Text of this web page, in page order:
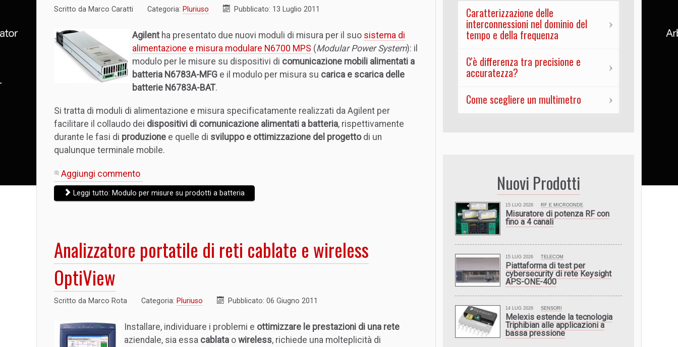
Scritto da Marco Caratti Categoria: Pluriuso Pubblicato: 13 Luglio 2011
Agilent ha presentato due nuovi moduli di misura per il suo sistema di
alimentazione e misura modulare N6700 MPS (Modular Power System): il
modulo per le misure su dispositivi di comunicazione mobili alimentati a
batteria N6783A-MFG e il modulo per misura su carica e scarica delle
batterie N6783A-BAT.
Si tratta di moduli di alimentazione e misura specificatamente realizzati da Agilent per
facilitare il collaudo dei dispositivi di comunicazione alimentati a batteria, rispettivamente
durante le fasi di produzione e quelle di sviluppo e ottimizzazione del progettodi un
qualunque terminale mobile.
Aggiungi commento
Leggi tutto: Modulo per misure su prodotti a batteria
Analizzatore portatile di reti cablate e wireless
OptiView
Scritto da Marco Rota Categoria: Pluriuso Pubblicato: 06 Giugno 2011
Installare, individuare i problemi e ottimizzare le prestazioni di una rete
aziendale, sia essa cablata o wireless, richiede una molteplicità di
Caratterizzazione delle
interconnessioni nel dominio del
tempo e della frequenza
C'è differenza tra precisione e
accuratezza?
Come scegliere un multimetro
Nuovi Prodotti
15 LUG 2026 RF E MICROONDE
Misuratore di potenza RF con
fino a 4 canali
15 LUG 2026 TELECOM
Piattaforma di test per
cybersecurity di rete Keysight
APS-ONE-400
14 LUG 2026 SENSORI
Melexis estende la tecnologia
Triphibian alle applicazioni a
bassa pressione